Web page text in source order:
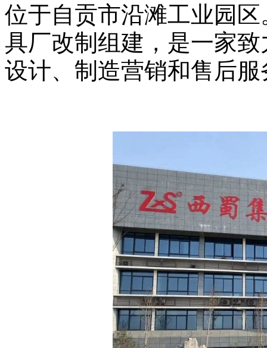
位于自贡市沿滩工业园
具厂改制组建，是一家
设计、制造营销和售后